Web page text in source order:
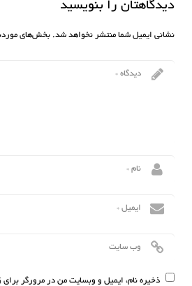
دیدگاهتان را بنویسید
نشانی ایمیل شما منتشر نخواهد شد. بخش‌های
ذخیره نام، ایمیل و وبسایت من در مرورگر برای